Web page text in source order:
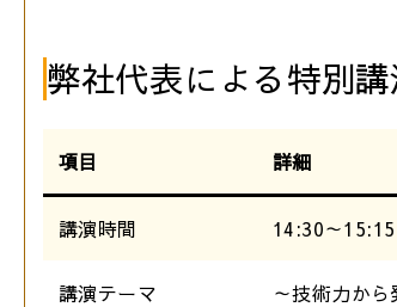
弊社代表による特別
項目 詳細
講演時間 14:30～15:15
講演テーマ ～技術力か